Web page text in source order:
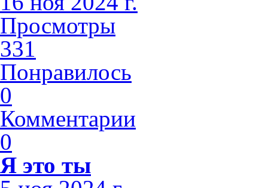
Просмотры
331
Понравилось
0
Комментарии
0
Я это ты